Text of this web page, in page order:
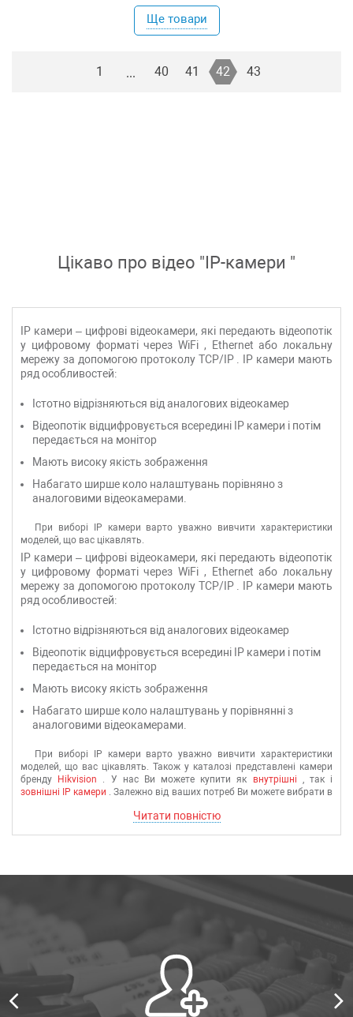
Ще товари
1 ... 40 41 42 43
Цікаво про відео " IP-камери "
IP камери – цифрові відеокамери, які передають відеопотік
у цифровому форматі через WiFi , Ethernet або локальну
мережу за допомогою протоколу TCP/IP IP камери мають
ряд особливостей:
Істотно відрізняються від аналогових відеокамер
Відеопотік відцифровується всередині IP камери і потім
передається на монітор
Мають високу якість зображення
Набагато ширше коло налаштувань порівняно з
аналоговими відеокамерами.
При виборі IP камери варто уважно вивчити характеристики
моделей, що вас цікавлять.
IP камери – цифрові відеокамери, які передають відеопотік
у цифровому форматі через WiFi , Ethernet або локальну
мережу за допомогою протоколу TCP/IP IP камери мають
ряд особливостей:
Істотно відрізняються від аналогових відеокамер
Відеопотік відцифровується всередині IP камери і потім
передається на монітор
Мають високу якість зображення
Набагато ширше коло налаштувань у порівнянні з
аналоговими відеокамерами.
При виборі IP камери варто уважно вивчити характеристики
моделей, що вас цікавлять.
Також у каталозі представлені камери
бренду Hikvision . У нас Ви можете купити як внутрішні , так і
зовнішні IP камери . Залежно від ваших потреб Ви можете вибрати в
стануть ефективним інструментом для організації якісного
забезпечені гарантійними талонами та будуть доставлені Вам у
Читати повністю